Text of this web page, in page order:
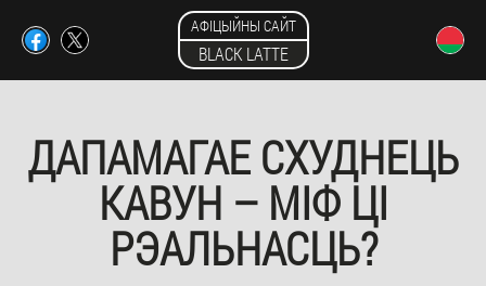
АФІЦЫЙНЫ САЙТ
BLACK LATTE
ДАПАМАГАЕ СХУДНЕЦЬ
КАВУН – МІФ ЦІ
РЭАЛЬНАСЦЬ?